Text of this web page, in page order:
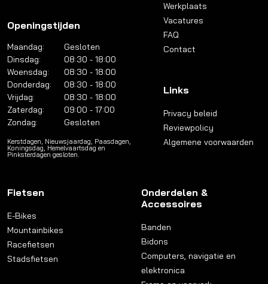
Openingstijden
Maandag:
Gesloten
Dinsdag:
08:30 - 18:00
Woensdag:
08:30 - 18:00
Donderdag:
08:30 - 18:00
Vrijdag:
08:30 - 18:00
Zaterdag:
09:00 - 17:00
Zondag:
Gesloten
Kerstdagen, Nieuwsjaardag, Paasdagen,
Koningsdag, Hemelvaartsdag en
Pinksterdagen gesloten.
Werkplaats
Vacatures
FAQ
Contact
Links
Privacy beleid
Reviewpolicy
Algemene voorwaarden
Fietsen
E-Bikes
Mountainbikes
Racefietsen
Stadsfietsen
Onderdelen &
Accessoires
Banden
Bidons
Computers, navigatie en
elektronica